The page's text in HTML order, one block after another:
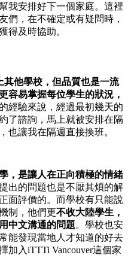
我安排好下一個家庭。這裡
們，在不確定或有疑問時，
得及時協助。
他學校，但品質也是一流
容易掌握每位學生的狀況，
經驗來說，經過最初幾天的
了諮詢，馬上就被安排在隔
也讓我在隔週直接換班。
，是讓人在正向積極的情緒
出的問題也是不厭其煩的解
面評價的。而學校有只能說
制，他們更不收大陸學生，
中文溝通的問題。學校也安
能發現當地人才知道的好去
加入iTTTi Vancouver這個家